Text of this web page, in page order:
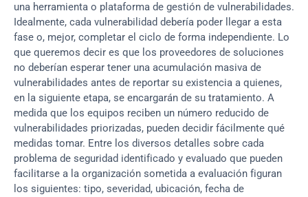
una herramienta o plataforma de gestión de vulnerabilidades.
Idealmente, cada vulnerabilidad debería poder llegar a esta
fase o, mejor, completar el ciclo de forma independiente. Lo
que queremos decir es que los proveedores de soluciones
no deberían esperar tener una acumulación masiva de
vulnerabilidades antes de reportar su existencia a quienes,
en la siguiente etapa, se encargarán de su tratamiento. A
medida que los equipos reciben un número reducido de
vulnerabilidades priorizadas, pueden decidir fácilmente qué
medidas tomar. Entre los diversos detalles sobre cada
problema de seguridad identificado y evaluado que pueden
facilitarse a la organización sometida a evaluación figuran
los siguientes: tipo, severidad, ubicación, fecha de